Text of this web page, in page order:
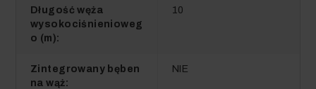
Długość węża
wysokociśnienioweg
o (m):
10
Zintegrowany bęben
na wąż:
NIE